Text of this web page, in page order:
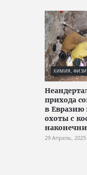
ХИМИЯ,
прихода
в Евразию
охоты с
29 Апрель, 2025